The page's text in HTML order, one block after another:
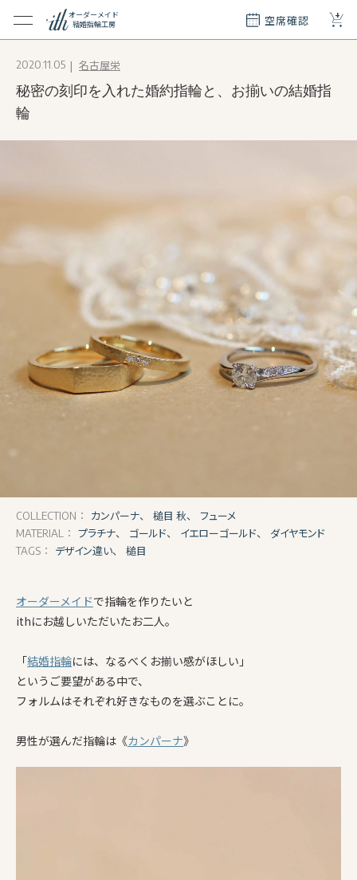
オーダーメイド
結婚指輪工房
空席確認 +
メイド
リー
2020.11.05 名古屋栄
秘密の刻印を入れた婚約指輪と、お揃いの結婚指
輪
COLLECTION： カンパーナ、 槌目 秋、 フューメ
MATERIAL： プラチナ、 ゴールド、 イエローゴールド、 ダイヤモンド
TAGS： デザイン違い、 槌目
オーダーメイドで指輪を作りたいと
ithにお越しいただいたお二人。
「結婚指輪には、なるべくお揃い感がほしい」
というご要望がある中で、
フォルムはそれぞれ好きなものを選ぶことに。
男性が選んだ指輪は《カンパーナ》